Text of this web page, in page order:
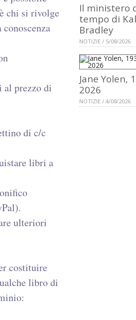
chi si rivolge
prezzo di
di c/c
libri a
ulteriori
costituire
libro di
Il ministero
tempo di
Bradley
NOTIZIE / 5/08/2026
Jane Yolen,
2026
NOTIZIE / 4/08/2026